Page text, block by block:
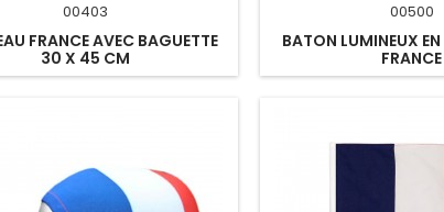
00403
FRANCE AVEC BAGUETTE
30 X 45 CM
00500
BATON LUMINEUX
FRANCE